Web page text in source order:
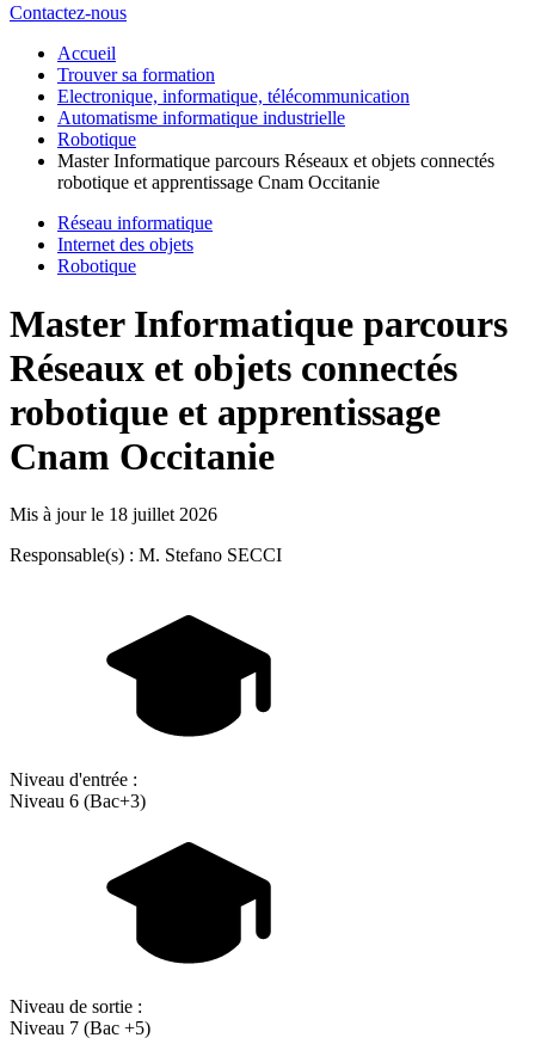
Contactez-nous
Accueil
Trouver sa formation
Electronique, informatique, télécommunication
Automatisme informatique industrielle
Robotique
Master Informatique parcours Réseaux et objets connectés
robotique et apprentissage Cnam Occitanie
Réseau informatique
Internet des objets
Robotique
Master Informatique parcours
Réseaux et objets connectés
robotique et apprentissage
Cnam Occitanie
Mis à jour le 18 juillet 2026
Responsable(s) : M. Stefano SECCI
Niveau d'entrée :
Niveau 6 (Bac+3)
Niveau de sortie :
Niveau 7 (Bac +5)